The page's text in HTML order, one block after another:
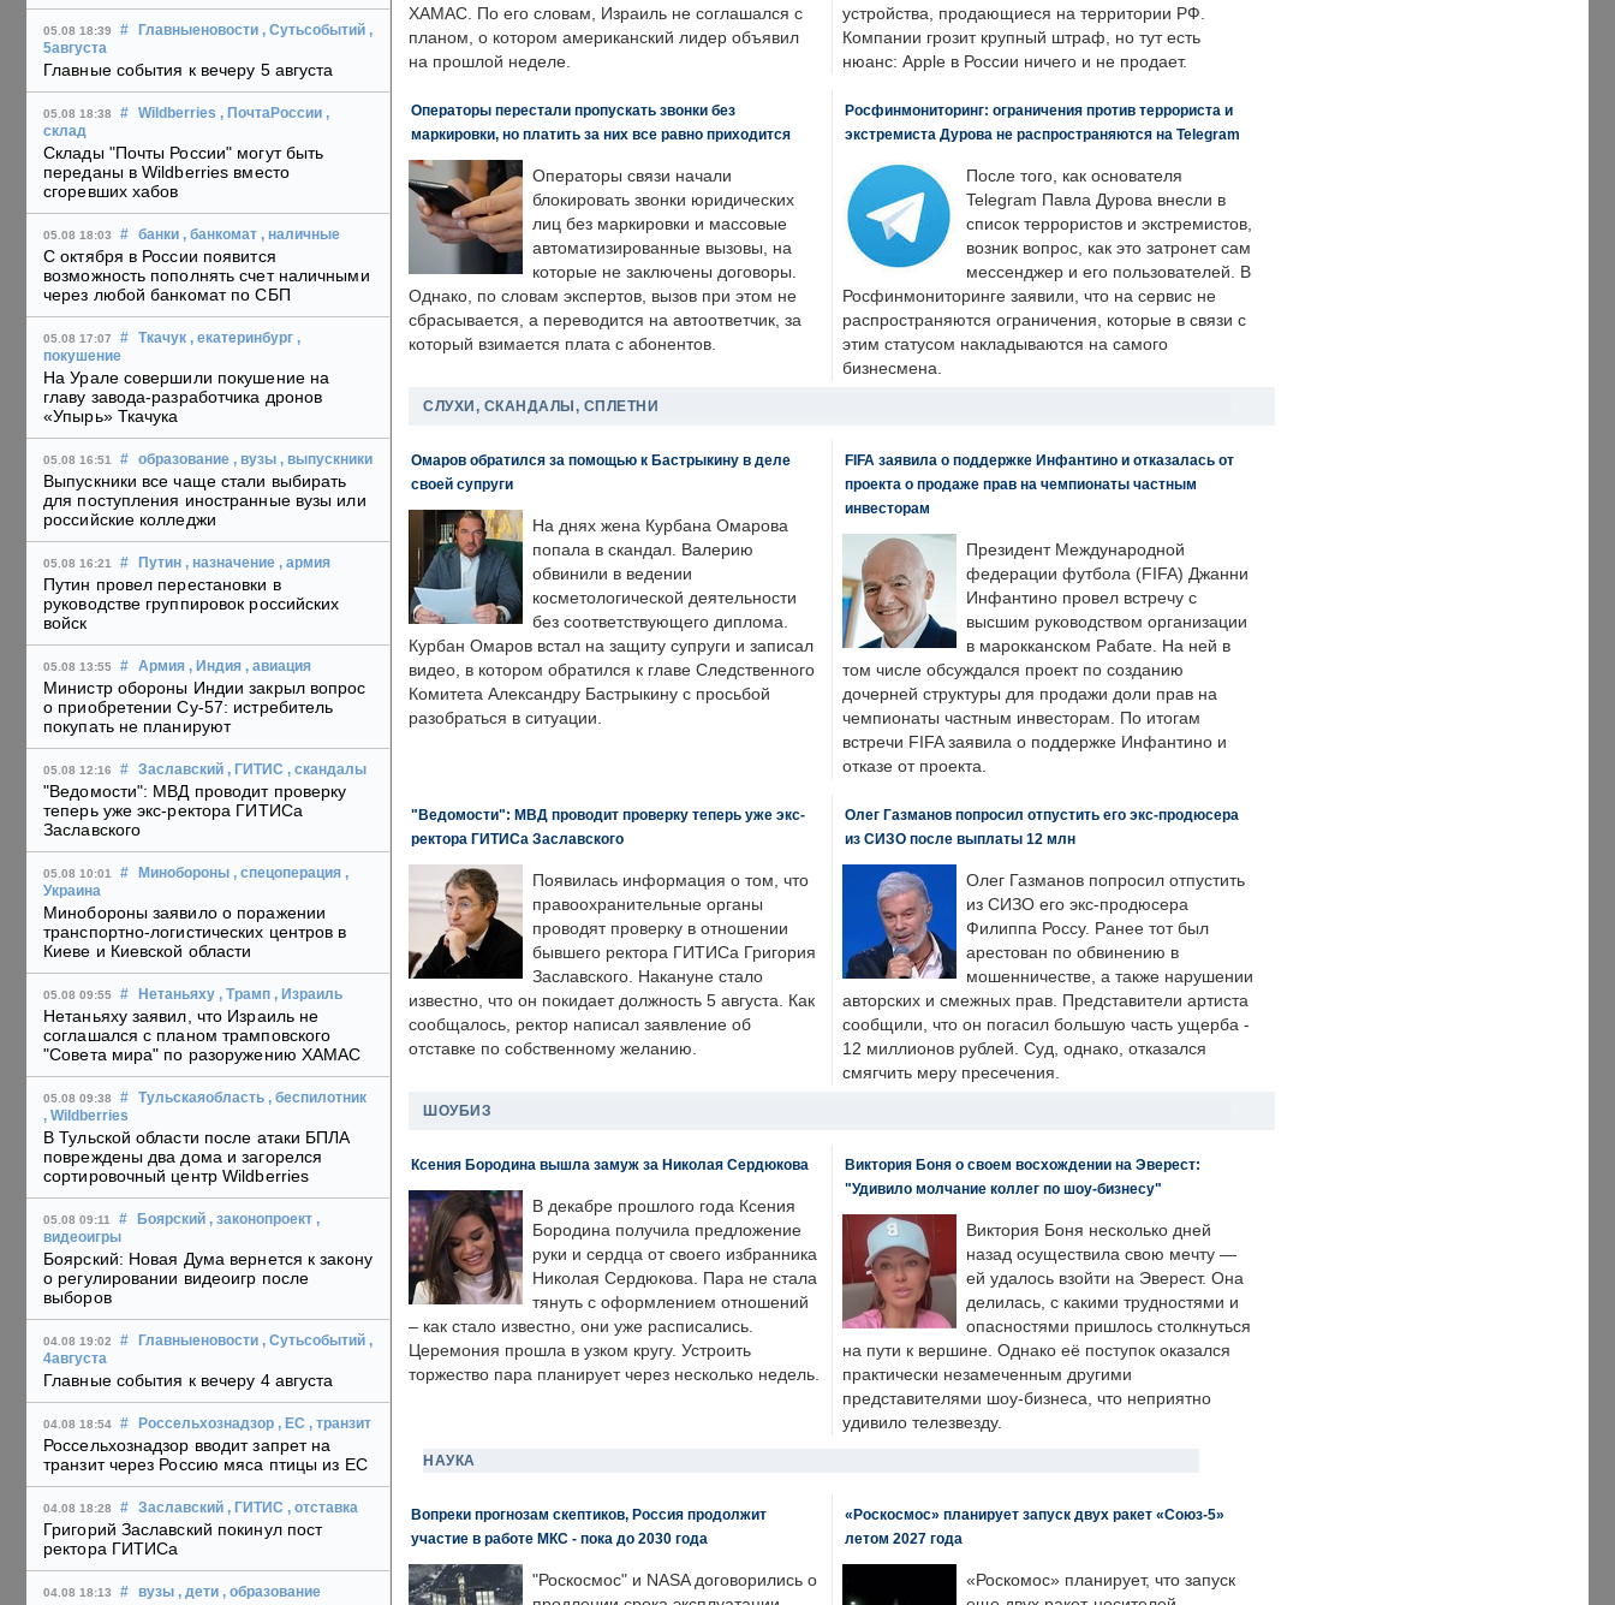
05.08 18:39 # Главныеновости , Сутьсобытий ,
5августа
Главные события к вечеру 5 августа
05.08 18:38 # Wildberries , ПочтаРоссии ,
склад
Склады "Почты России" могут быть
переданы в Wildberries вместо
сгоревших хабов
05.08 18:03 # банки , банкомат , наличные
С октября в России появится
возможность пополнять счет наличными
через любой банкомат по СБП
05.08 17:07 # Ткачук , екатеринбург ,
покушение
На Урале совершили покушение на
главу завода-разработчика дронов
«Упырь» Ткачука
05.08 16:51 # образование , вузы , выпускники
Выпускники все чаще стали выбирать
для поступления иностранные вузы или
российские колледжи
05.08 16:21 # Путин , назначение , армия
Путин провел перестановки в
руководстве группировок российских
войск
05.08 13:55 # Армия , Индия , авиация
Министр обороны Индии закрыл вопрос
о приобретении Су-57: истребитель
покупать не планируют
05.08 12:16 # Заславский , ГИТИС , скандалы
"Ведомости": МВД проводит проверку
теперь уже экс-ректора ГИТИСа
Заславского
05.08 10:01 # Минобороны , спецоперация ,
Украина
Минобороны заявило о поражении
транспортно-логистических центров в
Киеве и Киевской области
05.08 09:55 # Нетаньяху , Трамп , Израиль
Нетаньяху заявил, что Израиль не
соглашался с планом трамповского
"Совета мира" по разоружению ХАМАС
05.08 09:38 # Тульскаяобласть , беспилотник
, Wildberries
В Тульской области после атаки БПЛА
повреждены два дома и загорелся
сортировочный центр Wildberries
05.08 09:11 # Боярский , законопроект ,
видеоигры
Боярский: Новая Дума вернется к закону
о регулировании видеоигр после
выборов
04.08 19:02 # Главныеновости , Сутьсобытий ,
4августа
Главные события к вечеру 4 августа
04.08 18:54 # Россельхознадзор , ЕС , транзит
Россельхознадзор вводит запрет на
транзит через Россию мяса птицы из ЕС
04.08 18:28 # Заславский , ГИТИС , отставка
Григорий Заславский покинул пост
ректора ГИТИСа
04.08 18:13 # вузы , дети , образование
ХАМАС. По его словам, Израиль не соглашался с
планом, о котором американский лидер объявил
на прошлой неделе.
устройства, продающиеся на территории РФ.
Компании грозит крупный штраф, но тут есть
нюанс: Apple в России ничего и не продает.
Операторы перестали пропускать звонки без
маркировки, но платить за них все равно приходится
Операторы связи начали
блокировать звонки юридических
лиц без маркировки и массовые
автоматизированные вызовы, на
которые не заключены договоры.
Однако, по словам экспертов, вызов при этом не
сбрасывается, а переводится на автоответчик, за
который взимается плата с абонентов.
Росфинмониторинг: ограничения против террориста и
экстремиста Дурова не распространяются на Telegram
После того, как основателя
Telegram Павла Дурова внесли в
список террористов и экстремистов,
возник вопрос, как это затронет сам
мессенджер и его пользователей. В
Росфинмониторинге заявили, что на сервис не
распространяются ограничения, которые в связи с
этим статусом накладываются на самого
бизнесмена.
СЛУХИ, СКАНДАЛЫ, СПЛЕТНИ
Омаров обратился за помощью к Бастрыкину в деле
своей супруги
На днях жена Курбана Омарова
попала в скандал. Валерию
обвинили в ведении
косметологической деятельности
без соответствующего диплома.
Курбан Омаров встал на защиту супруги и записал
видео, в котором обратился к главе Следственного
Комитета Александру Бастрыкину с просьбой
разобраться в ситуации.
FIFA заявила о поддержке Инфантино и отказалась от
проекта о продаже прав на чемпионаты частным
инвесторам
Президент Международной
федерации футбола (FIFA) Джанни
Инфантино провел встречу с
высшим руководством организации
в марокканском Рабате. На ней в
том числе обсуждался проект по созданию
дочерней структуры для продажи доли прав на
чемпионаты частным инвесторам. По итогам
встречи FIFA заявила о поддержке Инфантино и
отказе от проекта.
"Ведомости": МВД проводит проверку теперь уже экс-
ректора ГИТИСа Заславского
Появилась информация о том, что
правоохранительные органы
проводят проверку в отношении
бывшего ректора ГИТИСа Григория
Заславского. Накануне стало
известно, что он покидает должность 5 августа. Как
сообщалось, ректор написал заявление об
отставке по собственному желанию.
Олег Газманов попросил отпустить его экс-продюсера
из СИЗО после выплаты 12 млн
Олег Газманов попросил отпустить
из СИЗО его экс-продюсера
Филиппа Россу. Ранее тот был
арестован по обвинению в
мошенничестве, а также нарушении
авторских и смежных прав. Представители артиста
сообщили, что он погасил большую часть ущерба -
12 миллионов рублей. Суд, однако, отказался
смягчить меру пресечения.
ШОУБИЗ
Ксения Бородина вышла замуж за Николая Сердюкова
В декабре прошлого года Ксения
Бородина получила предложение
руки и сердца от своего избранника
Николая Сердюкова. Пара не стала
тянуть с оформлением отношений
– как стало известно, они уже расписались.
Церемония прошла в узком кругу. Устроить
торжество пара планирует через несколько недель.
Виктория Боня о своем восхождении на Эверест:
"Удивило молчание коллег по шоу-бизнесу"
Виктория Боня несколько дней
назад осуществила свою мечту —
ей удалось взойти на Эверест. Она
делилась, с какими трудностями и
опасностями пришлось столкнуться
на пути к вершине. Однако её поступок оказался
практически незамеченным другими
представителями шоу-бизнеса, что неприятно
удивило телезвезду.
НАУКА
Вопреки прогнозам скептиков, Россия продолжит
участие в работе МКС - пока до 2030 года
"Роскосмос" и NASA договорились о
«Роскосмос» планирует запуск двух ракет «Союз-5»
летом 2027 года
«Роскомос» планирует, что запуск